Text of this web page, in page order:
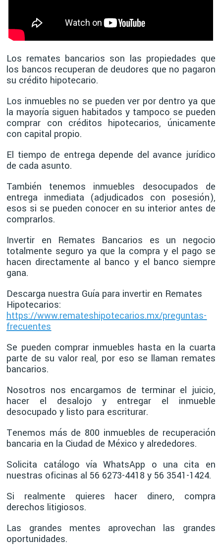
Los remates bancarios son las propiedades que
los bancos recuperan de deudores que no pagaron
su crédito hipotecario.
Los inmuebles no se pueden ver por dentro ya que
la mayoría siguen habitados y tampoco se pueden
comprar con créditos hipotecarios, únicamente
con capital propio.
El tiempo de entrega depende del avance jurídico
de cada asunto.
También tenemos inmuebles desocupados de
entrega inmediata (adjudicados con posesión),
esos si se pueden conocer en su interior antes de
comprarlos.
Invertir en Remates Bancarios es un negocio
totalmente seguro ya que la compra y el pago se
hacen directamente al banco y el banco siempre
gana.
Descarga nuestra Guía para invertir en Remates
Hipotecarios:
https://www.remateshipotecarios.mx/preguntas-
frecuentes
Se pueden comprar inmuebles hasta en la cuarta
parte de su valor real, por eso se llaman remates
bancarios.
Nosotros nos encargamos de terminar el juicio,
hacer el desalojo y entregar el inmueble
desocupado y listo para escriturar.
Tenemos más de 800 inmuebles de recuperación
bancaria en la Ciudad de México y alrededores.
Solicita catálogo vía WhatsApp o una cita en
nuestras oficinas al 56 6273-4418 y 56 3541-1424.
Si realmente quieres hacer dinero, compra
derechos litigiosos.
Las grandes mentes aprovechan las grandes
oportunidades.